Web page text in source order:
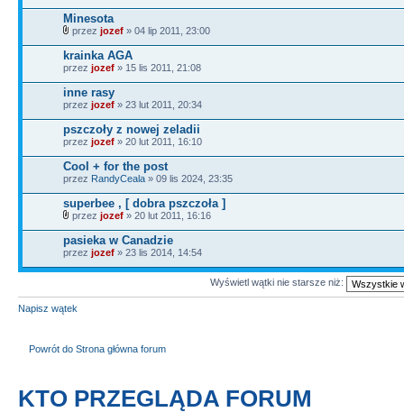
Minesota
przez jozef » 04 lip 2011, 23:00
krainka AGA
przez jozef » 15 lis 2011, 21:08
inne rasy
przez jozef » 23 lut 2011, 20:34
pszczoły z nowej zeladii
przez jozef » 20 lut 2011, 16:10
Cool + for the post
przez RandyCeala » 09 lis 2024, 23:35
superbee , [ dobra pszczoła ]
przez jozef » 20 lut 2011, 16:16
pasieka w Canadzie
przez jozef » 23 lis 2014, 14:54
Wyświetl wątki nie starsze niż:
Napisz wątek
Powrót do Strona główna forum
KTO PRZEGLĄDA FORUM